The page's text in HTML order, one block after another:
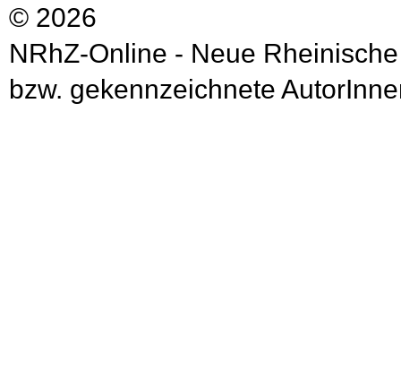
© 2026
NRhZ-Online - Neue
bzw. gekennzeichnete